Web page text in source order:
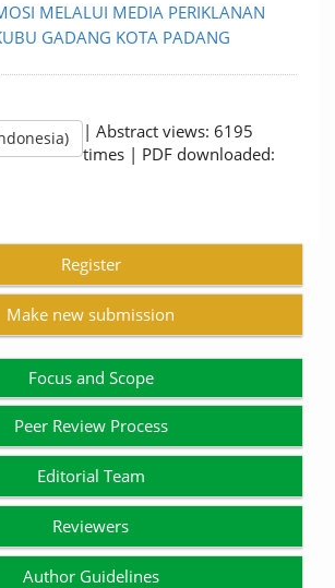
MELALUI MEDIA PERIKLANAN
GADANG KOTA PADANG
| Abstract views: 6195
times | PDF downloaded:
Register
Make new submission
Focus and Scope
Peer Review Process
Editorial Team
Reviewers
Author Guidelines